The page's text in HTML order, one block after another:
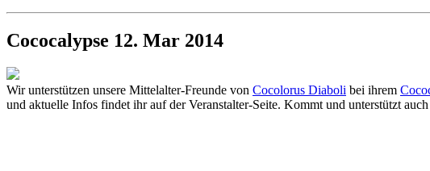
Cococalypse 12. Mar 2014
Wir unterstützen unsere Mittelalter-Freunde von Cocolorus Diaboli bei ihrem
und aktuelle Infos findet ihr auf der Veranstalter-Seite. Kommt und unterstützt